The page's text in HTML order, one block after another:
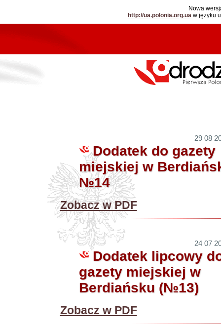
Nowa
http://ua.polonia.org.uaw języku
29 08
Dodatek do gazety
miejskiej w
№14
Zobacz w PDF
24 07
Dodatek lipcowy
gazety miejskiej w
Berdiańsku (№13)
Zobacz w PDF